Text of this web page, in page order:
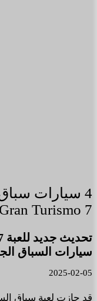
4 سيارات
Gran Turismo 7.
سيارات السباق
2025-02-05